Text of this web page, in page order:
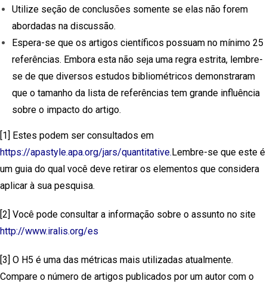
Utilize seção de conclusões somente se elas não forem
abordadas na discussão.
Espera-se que os artigos científicos possuam no mínimo 25
referências. Embora esta não seja uma regra estrita, lembre-
se de que diversos estudos bibliométricos demonstraram
que o tamanho da lista de referências tem grande influência
sobre o impacto do artigo.
[1] Estes podem ser consultados em
https://apastyle.apa.org/jars/quantitative. Lembre-se que este é
um guia do qual você deve retirar os elementos que considera
aplicar à sua pesquisa.
[2] Você pode consultar a informação sobre o assunto no site
http://www.iralis.org/es
[3] O H5 é uma das métricas mais utilizadas atualmente.
Compare o número de artigos publicados por um autor com o